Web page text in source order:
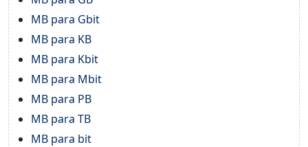
MB para Gbit
MB para KB
MB para Kbit
MB para Mbit
MB para PB
MB para TB
MB para bit